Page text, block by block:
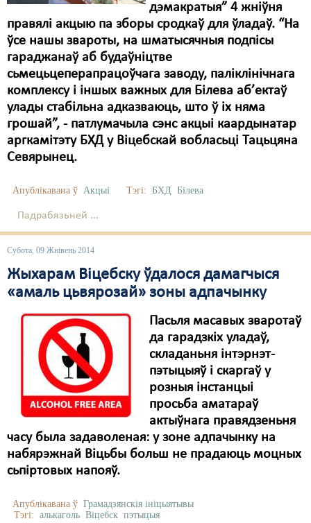
дэмакратыя” 4 жніўня
правялі акцыю па зборы сродкаў для ўладаў. “На
ўсе нашы звароты, на шматысячныя подпісы
гараджанаў аб будаўніцтве
сьмецьцеперапрацоўчага заводу, паліклінічнага
комплексу і іншых важных для Білева аб’ектаў
улады стабільна адказваюць, што ў іх няма
грошай”, - патлумачыла сэнс акцыі каардынатар
аргкамітэту БХД у Віцебскай вобласьці Тацьцяна
Севярынец.
Апублікавана ў Акцыі Тэгі: БХД Білева
Падрабязьней ...
Субота, 09 Жнівень 2014
Жыхарам Віцебску ўдалося дамагчыся
«амаль цьвярозай» зоны адпачынку
Пасьля масавых зваротаў
да гарадзкіх уладаў,
складаньня інтэрнэт-
пэтыцыяў і скаргаў у
розныя інстанцыі
просьба аматараў
актыўнага правядзеньня
часу была задаволеная: у зоне адпачынку на
набярэжнай Віцьбы больш не прадаюць моцных
сьпіртовых напояў.
Апублікавана ў Грамадзянскія ініцыятывы
Тэгі: алькаголь Віцебск пэтыцыя
Свабода сумленьня
Суд
Сьмяротнае пакараньне
Экалёгія
Правы працоўных